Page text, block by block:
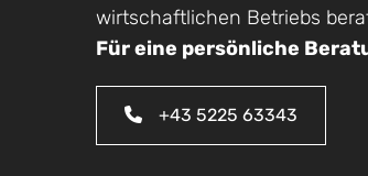
wirtschaftlichen Betriebs
Für eine persönliche
+43 5225 63343